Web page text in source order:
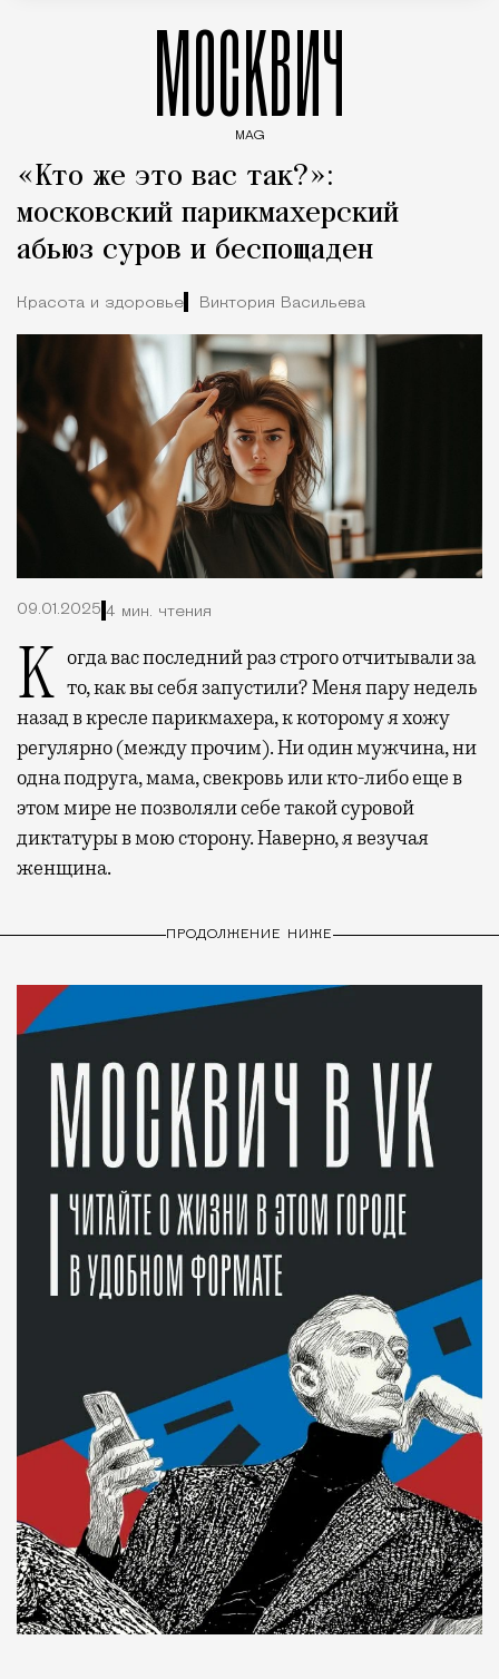
МОСКВИЧ
MAG
«Кто же это вас так?»:
московский парикмахерский
абьюз суров и беспощаден
Красота и здоровье Виктория Васильева
09.01.2025 4 мин. чтения
Когда вас последний раз строго отчитывали за то, как вы себя запустили? Меня пару недель
назад в кресле парикмахера, к которому я хожу
регулярно (между прочим). Ни один мужчина, ни
одна подруга, мама, свекровь или кто-либо еще в
этом мире не позволяли себе такой суровой
диктатуры в мою сторону. Наверно, я везучая
женщина.
ПРОДОЛЖЕНИЕ НИЖЕ